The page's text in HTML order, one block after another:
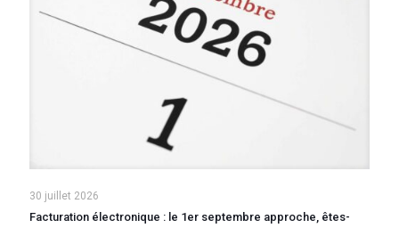
30 juillet 2026
Facturation électronique : le 1er septembre approche, êtes-